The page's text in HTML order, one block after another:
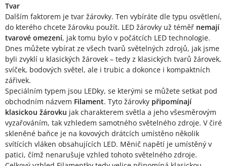
Tvar
Dalším faktorem je tvar žárovky. Ten vybíráte dle typu osvětlení,
do kterého chcete žárovku použít. LED žárovky už téměř nemají
tvarové omezení, jak tomu bylo v počátcích LED technologie.
Dnes můžete vybírat ze všech tvarů světelných zdrojů, jak jsme
byli zvyklí u klasických žárovek – tedy z klasických tvarů žárovek,
svíček, bodových světel, ale i trubic a dokonce i kompaktních
zářivek.
Speciálním typem jsou LEDky, se kterými se můžete setkat pod
obchodním názvem Filament. Tyto žárovky připomínají
klasickou žárovku jak charakterem světla a jeho všesměrovým
vyzařováním, tak vzhledem samotného světelného zdroje. V čiré
skleněné baňce je na kovových drátcích umístěno několik
svítících vláken obsahujících LED. Měnič napětí je umístěný v
patici, čímž nenarušuje vzhled tohoto světelného zdroje.